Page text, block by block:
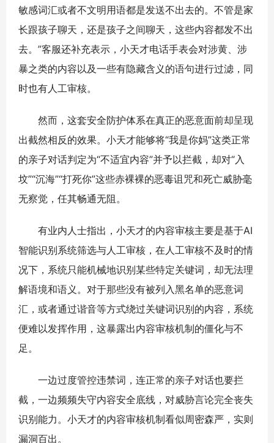
敏感词汇或者不文明用语都是发送不出去的。不管是家
长跟孩子聊天，还是孩子之间聊天，这些内容都发不出
去。”客服还补充表示，小天才电话手表会对涉黄、涉
暴之类的内容以及一些有隐藏含义的语句进行过滤，同
时也有人工审核。
然而，这套安全防护体系在真正的恶意面前却呈现
出截然相反的效果。小天才能够将“我是你妈”这类正常
的亲子对话判定为“不适宜内容”并予以拦截，却对“入
坟”“沉海”“打死你”这些赤裸裸的恶毒诅咒和死亡威胁毫
无察觉，任其畅通无阻。
有业内人士指出，小天才的内容审核主要是基于AI
智能识别系统筛选与人工审核，在人工审核不及时的情
况下，系统只能机械地识别某些特定关键词，却无法理
解语境和语义。对于那些没有被列入黑名单的恶意词
汇，或者通过谐音等方式绕过关键词识别的内容，系统
便难以发挥作用，这暴露出内容审核机制的僵化与不
足。
一边过度管控违禁词，连正常的亲子对话也要拦
截，一边频频失守内容安全底线，对威胁言论完全丧失
识别能力。小天才的内容审核机制看似周密森严，实则
漏洞百出。